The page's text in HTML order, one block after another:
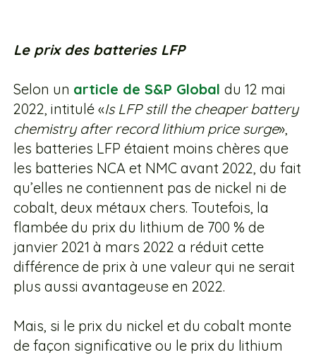
Le prix des batteries LFP
Selon un article de S&P Global du 12 mai
2022, intitulé «Is LFP still the cheaper battery
chemistry after record lithium price surge»,
les batteries LFP étaient moins chères que
les batteries NCA et NMC avant 2022, du fait
qu’elles ne contiennent pas de nickel ni de
cobalt, deux métaux chers. Toutefois, la
flambée du prix du lithium de 700 % de
janvier 2021 à mars 2022 a réduit cette
différence de prix à une valeur qui ne serait
plus aussi avantageuse en 2022.
Mais, si le prix du nickel et du cobalt monte
de façon significative ou le prix du lithium